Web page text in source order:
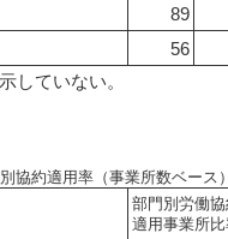
89
56
していない。
協約適用率（事業所数ベース
部門別労働
適用事業所